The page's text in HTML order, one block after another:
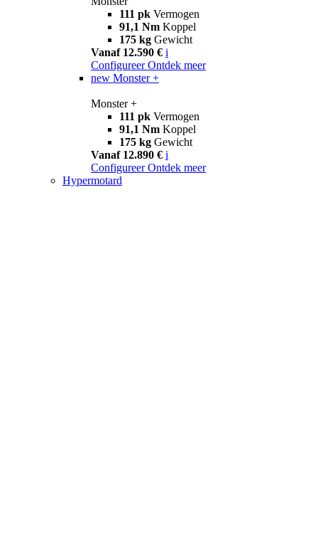
111 pk Vermogen
91,1 Nm Koppel
175 kg Gewicht
Vanaf 12.590 € i
Configureer Ontdek meer
new Monster +
Monster +
111 pk Vermogen
91,1 Nm Koppel
175 kg Gewicht
Vanaf 12.890 € i
Configureer Ontdek meer
Hypermotard